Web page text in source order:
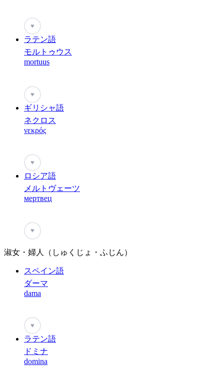
♥
ラテン語
モルトゥウス
mortuus
♥
ギリシャ語
ネクロス
νεκρός
♥
ロシア語
メルトヴェーツ
мертвец
♥
淑女・婦人（しゅくじょ・ふじん）
スペイン語
ダーマ
dama
♥
ラテン語
ドミナ
domina